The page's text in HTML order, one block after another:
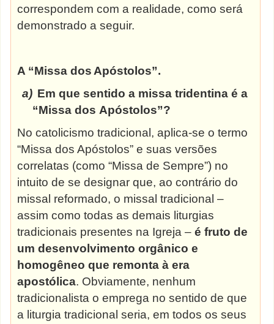
correspondem com a realidade, como será
demonstrado a seguir.
A “Missa dos Apóstolos”.
a) Em que sentido a missa tridentina é a
“Missa dos Apóstolos”?
No catolicismo tradicional, aplica-se o termo
“Missa dos Apóstolos” e suas versões
correlatas (como “Missa de Sempre”) no
intuito de se designar que, ao contrário do
missal reformado, o missal tradicional –
assim como todas as demais liturgias
tradicionais presentes na Igreja –é fruto de
um desenvolvimento orgânico e
homogêneo que remonta à era
apostólica. Obviamente, nenhum
tradicionalista o emprega no sentido de que
a liturgia tradicional seria, em todos os seus